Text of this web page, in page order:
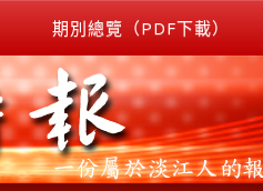
期別總覽（PDF下載）